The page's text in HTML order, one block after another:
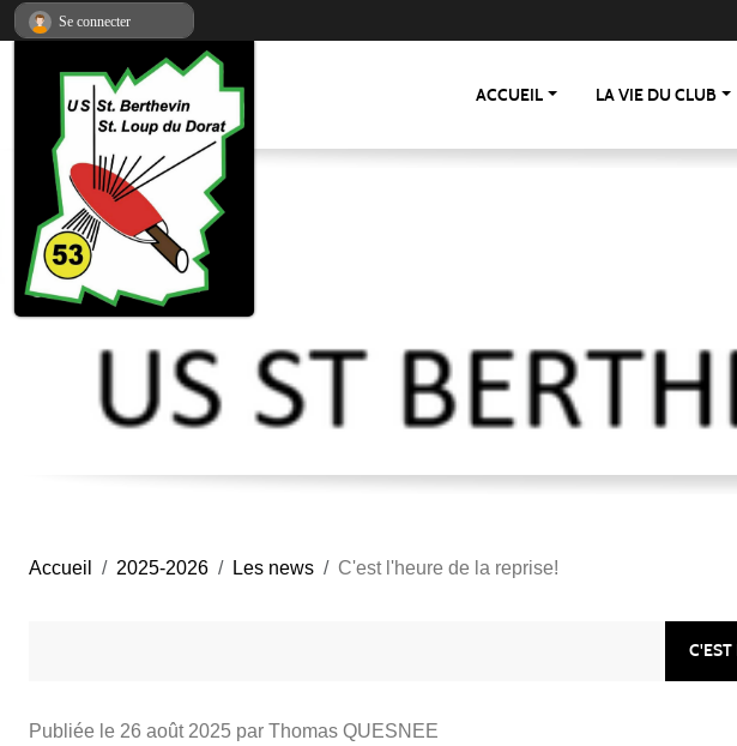
ACCUEIL LA VIE DU CLUB
Accueil 2025-2026 Les news C'est l'heure de la reprise!
C'EST
Publiée le 26 août 2025 par Thomas QUESNEE
Se connecter
Panneau de gestion des cookies